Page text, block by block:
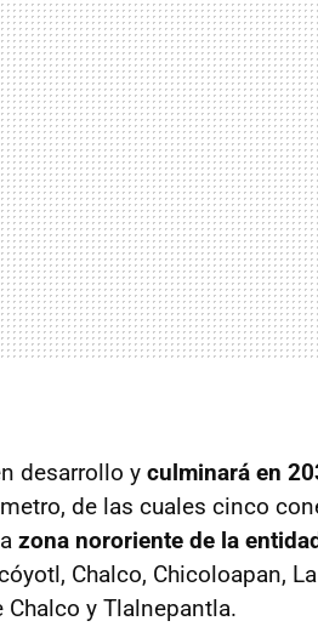
desarrollo y culminará en
de las cuales cinco
zona nororiente de la
Chalco, Chicoloapan,
Chalco y Tlalnepantla.